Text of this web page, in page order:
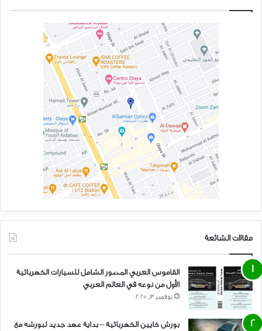
مقالات الشائعة
القاموس العربي المصور الشامل للسيارات الكهربائية
الأول من نوعه في العالم العربي
نوفمبر 13, 2025
بورش كايين الكهربائية – بداية عهد جديد لبورشه مع